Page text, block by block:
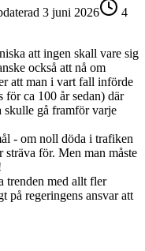
3 juni 2026
4
att ingen skall vare sig
också att nå om
att man i vart fall införde
för ca 100 år sedan) där
skulle gå framför varje
- om noll döda i trafiken
för. Men man måste
trenden med allt fler
på regeringens ansvar att